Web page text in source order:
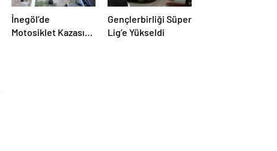
İnegöl’de
Motosiklet Kazası:
Gençlerbirliği Süper
Lig’e Yükseldi